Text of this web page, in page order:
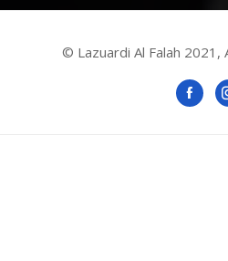
© Lazuardi Al Falah 2021,